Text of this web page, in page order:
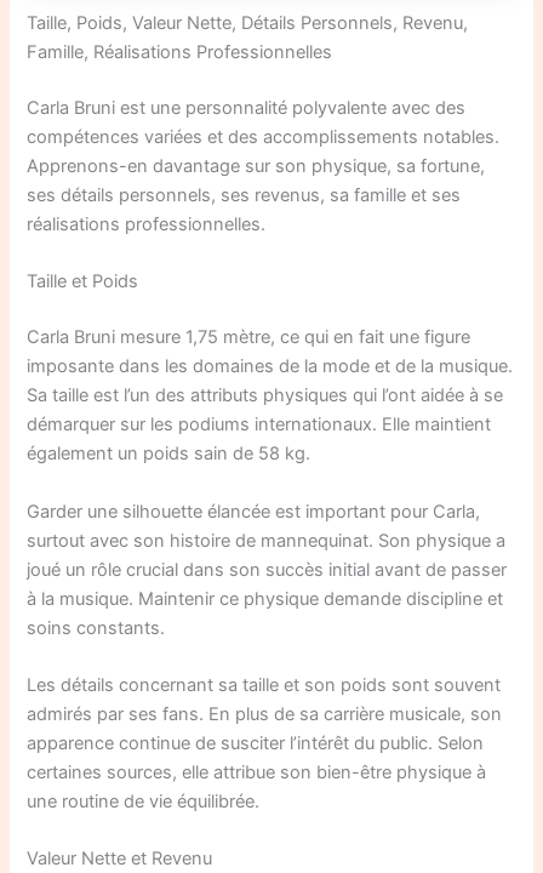
Taille, Poids, Valeur Nette, Détails Personnels, Revenu,
Famille, Réalisations Professionnelles
Carla Bruni est une personnalité polyvalente avec des
compétences variées et des accomplissements notables.
Apprenons-en davantage sur son physique, sa fortune,
ses détails personnels, ses revenus, sa famille et ses
réalisations professionnelles.
Taille et Poids
Carla Bruni mesure 1,75 mètre, ce qui en fait une figure
imposante dans les domaines de la mode et de la musique.
Sa taille est l’un des attributs physiques qui l’ont aidée à se
démarquer sur les podiums internationaux. Elle maintient
également un poids sain de 58 kg.
Garder une silhouette élancée est important pour Carla,
surtout avec son histoire de mannequinat. Son physique a
joué un rôle crucial dans son succès initial avant de passer
à la musique. Maintenir ce physique demande discipline et
soins constants.
Les détails concernant sa taille et son poids sont souvent
admirés par ses fans. En plus de sa carrière musicale, son
apparence continue de susciter l’intérêt du public. Selon
certaines sources, elle attribue son bien-être physique à
une routine de vie équilibrée.
Valeur Nette et Revenu